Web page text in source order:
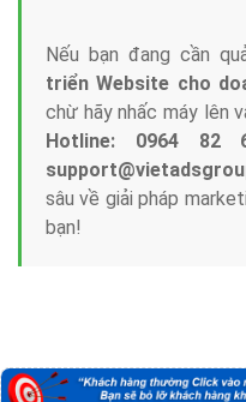
Nếu bạn đang cần
triển Website cho
chừ hãy nhấc máy lên
Hotline: 0964 82
sâu về giải pháp
bạn!